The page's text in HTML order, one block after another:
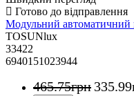
Модульний
TOSUNlux
33422
6940151023944
465.75грн 335.99